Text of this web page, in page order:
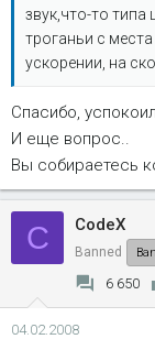
звук,что-то типа
троганьи с
ускорении, на
Cпасибо,
И еще вопрос..
Вы собираетесь
C CodeX
Banned
6 650
04.02.2008